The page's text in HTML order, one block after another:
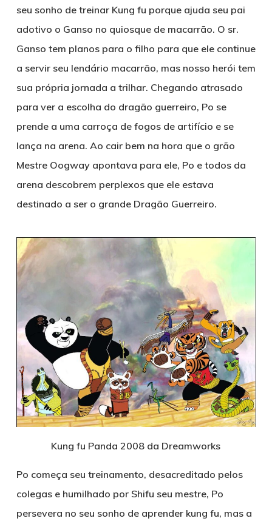
seu sonho de treinar Kung fu porque ajuda seu pai
adotivo o Ganso no quiosque de macarrão. O sr.
Ganso tem planos para o filho para que ele continue
a servir seu lendário macarrão, mas nosso herói tem
sua própria jornada a trilhar. Chegando atrasado
para ver a escolha do dragão guerreiro, Po se
prende a uma carroça de fogos de artifício e se
lança na arena. Ao cair bem na hora que o grão
Mestre Oogway apontava para ele, Po e todos da
arena descobrem perplexos que ele estava
destinado a ser o grande Dragão Guerreiro.
Kung fu Panda 2008 da Dreamworks
Po começa seu treinamento, desacreditado pelos
colegas e humilhado por Shifu seu mestre, Po
persevera no seu sonho de aprender kung fu, mas a